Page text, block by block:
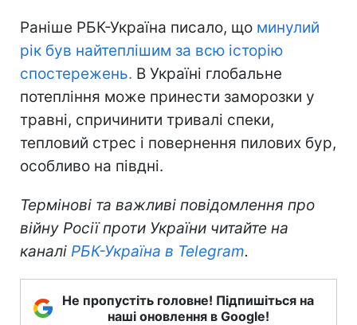
Раніше РБК-Україна писало, що минулий
рік був найтеплішим за всю історію
спостережень. В Україні глобальне
потепління може принести заморозки у
травні, спричинити тривалі спеки,
тепловий стрес і повернення пилових бур,
особливо на півдні.
Термінові та важливі повідомлення про
війну Росії проти України читайте на
каналі РБК-Україна в Telegram.
Не пропустіть головне! Підпишіться на
наші оновлення в Google!